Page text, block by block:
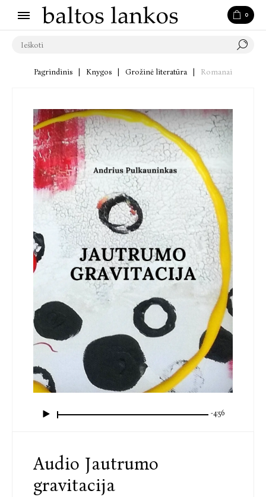
0
Pagrindinis Knygos Grožinė literatūra Romanai
-4:56
Audio Jautrumo
gravitacija